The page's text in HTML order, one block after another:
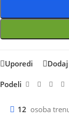
Uporedi
Podeli
12 osoba